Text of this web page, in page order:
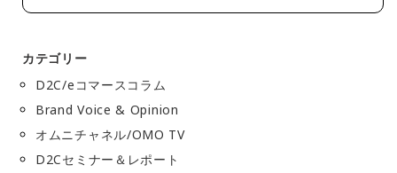
カテゴリー
D2C/eコマースコラム
Brand Voice & Opinion
オムニチャネル/OMO TV
D2Cセミナー＆レポート